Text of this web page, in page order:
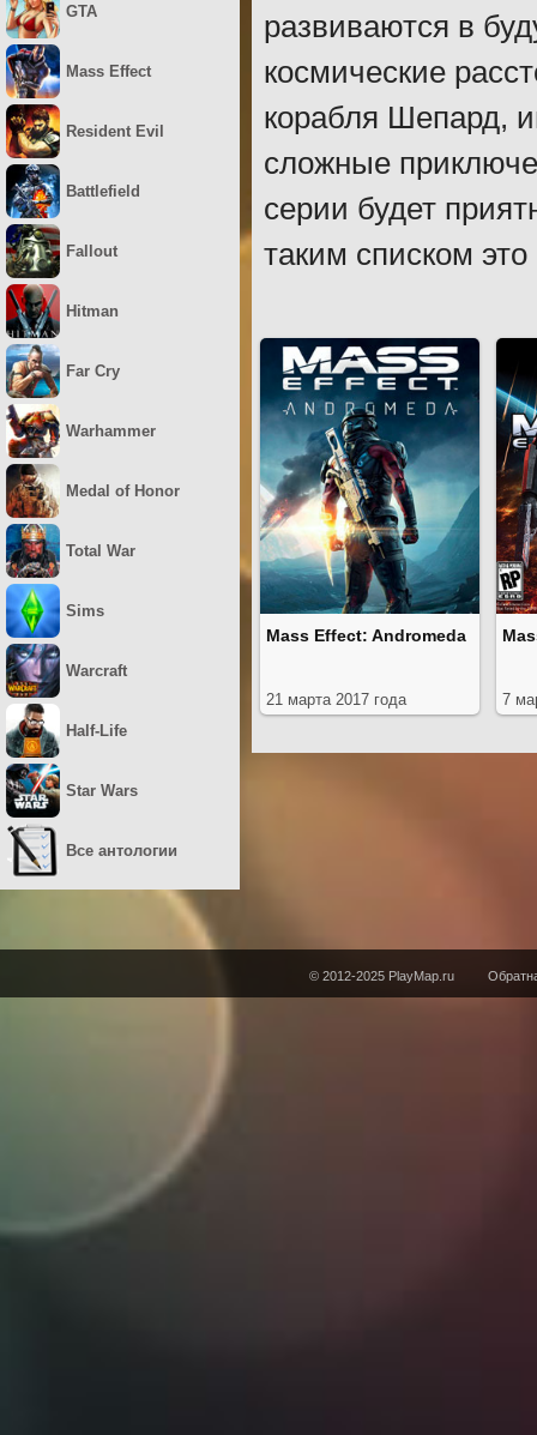
развиваются в
космические
корабля Шепард,
сложные
серии будет
таким списком
Mass Effect: Andromeda
21 марта 2017 года 7
GTA
Mass Effect
Resident Evil
Battlefield
Fallout
Hitman
Far Cry
Warhammer
Medal of Honor
Total War
Sims
Warcraft
Half-Life
Star Wars
Все антологии
© 2012-2025 PlayMap.ru